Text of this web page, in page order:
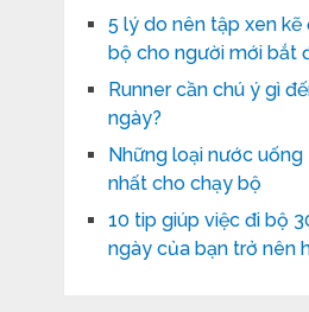
5 lý do nên tập xen kẽ
bộ cho người mới bắt
Runner cần chú ý gì
ngày?
Những loại nước
nhất cho chạy bộ
10 tip giúp việc đi bộ
ngày của bạn trở nên